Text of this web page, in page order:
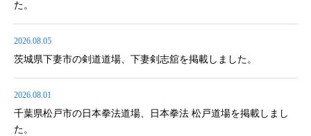
た。
2026.08.05
茨城県下妻市の剣道道場、下妻剣志舘を掲載しました。
2026.08.01
千葉県松戸市の日本拳法道場、日本拳法 松戸道場を掲載しまし
た。